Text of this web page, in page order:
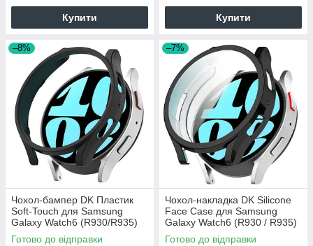
Купити Купити
–8%
Чохол-бампер DK Пластик
Soft-Touch для Samsung
Galaxy Watch6 (R930/R935)
40 mm (black)
Готово до відправки
–7%
Чохол-накладка DK Silicone
Face Case для Samsung
Galaxy Watch6 (R930 / R935)
40mm (black)
Готово до відправки